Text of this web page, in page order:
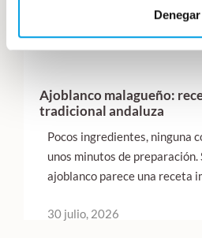
Denegar
Ajoblanco malagueño:
tradicional andaluza
Pocos ingredientes, ninguna
unos minutos de preparación.
ajoblanco parece una receta
30 julio, 2026